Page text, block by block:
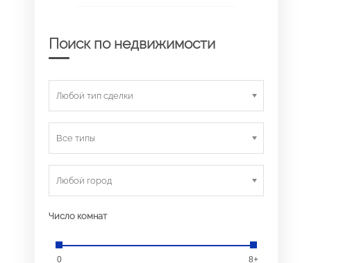
Поиск по недвижимости
Любой тип сделки
Все типы
Любой город
Число комнат
0 8+